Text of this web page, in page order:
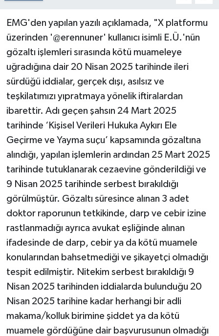
EMG'den yapılan yazılı açıklamada, "X platformu
üzerinden '@erennuner' kullanıcı isimli E.Ü.'nün
gözaltı işlemleri sırasında kötü muameleye
uğradığına dair 20 Nisan 2025 tarihinde ileri
sürdüğü iddialar, gerçek dışı, asılsız ve
teşkilatımızı yıpratmaya yönelik iftiralardan
ibarettir. Adı geçen şahsın 24 Mart 2025
tarihinde ‘Kişisel Verileri Hukuka Aykırı Ele
Geçirme ve Yayma suçu’ kapsamında gözaltına
alındığı, yapılan işlemlerin ardından 25 Mart 2025
tarihinde tutuklanarak cezaevine gönderildiği ve
9 Nisan 2025 tarihinde serbest bırakıldığı
görülmüştür. Gözaltı süresince alınan 3 adet
doktor raporunun tetkikinde, darp ve cebir izine
rastlanmadığı ayrıca avukat eşliğinde alınan
ifadesinde de darp, cebir ya da kötü muamele
konularından bahsetmediği ve şikayetçi olmadığı
tespit edilmiştir. Nitekim serbest bırakıldığı 9
Nisan 2025 tarihinden iddialarda bulunduğu 20
Nisan 2025 tarihine kadar herhangi bir adli
makama/kolluk birimine şiddet ya da kötü
muamele gördüğüne dair başvurusunun olmadığı